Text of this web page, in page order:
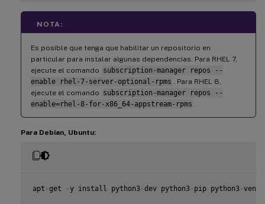
NOTA:
Es posible que tenga que habilitar un repositorio en
particular para instalar algunas dependencias. Para RHEL 7,
ejecute el comando subscription-manager repos --
enable rhel-7-server-optional-rpms
. Para RHEL 8,
ejecute el comando subscription-manager repos --
enable=rhel-8-for-x86_64-appstream-rpms
Para Debian, Ubuntu:
apt -get -y install python3-dev python3- pip python3-venv